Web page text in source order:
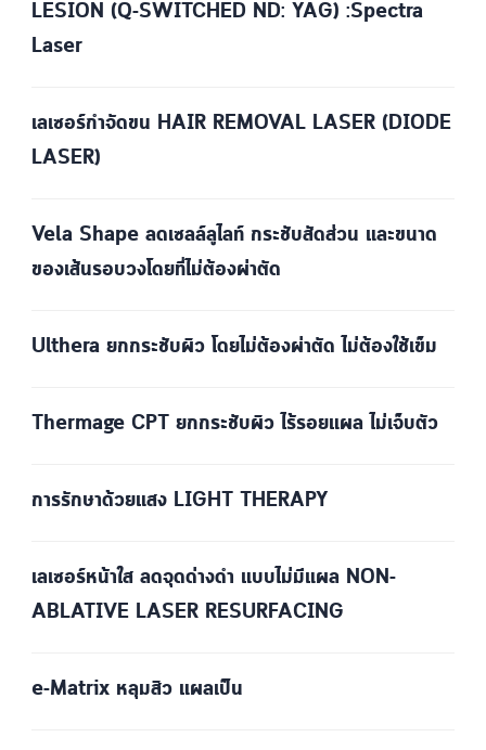
LESION (Q-SWITCHED ND: YAG) :Spectra
Laser
เลเซอร์กำจัดขน HAIR REMOVAL LASER (DIODE
LASER)
Vela Shape ลดเซลล์ลูไลท์ กระชับสัดส่วน และขนาด
ของเส้นรอบวงโดยที่ไม่ต้องผ่าตัด
Ulthera ยกกระชับผิว โดยไม่ต้องผ่าตัด ไม่ต้องใช้เข็ม
Thermage CPT ยกกระชับผิว ไร้รอยแผล ไม่เจ็บตัว
การรักษาด้วยแสง LIGHT THERAPY
เลเซอร์หน้าใส ลดจุดด่างดำ แบบไม่มีแผล NON-
ABLATIVE LASER RESURFACING
e-Matrix หลุมสิว แผลเป็น